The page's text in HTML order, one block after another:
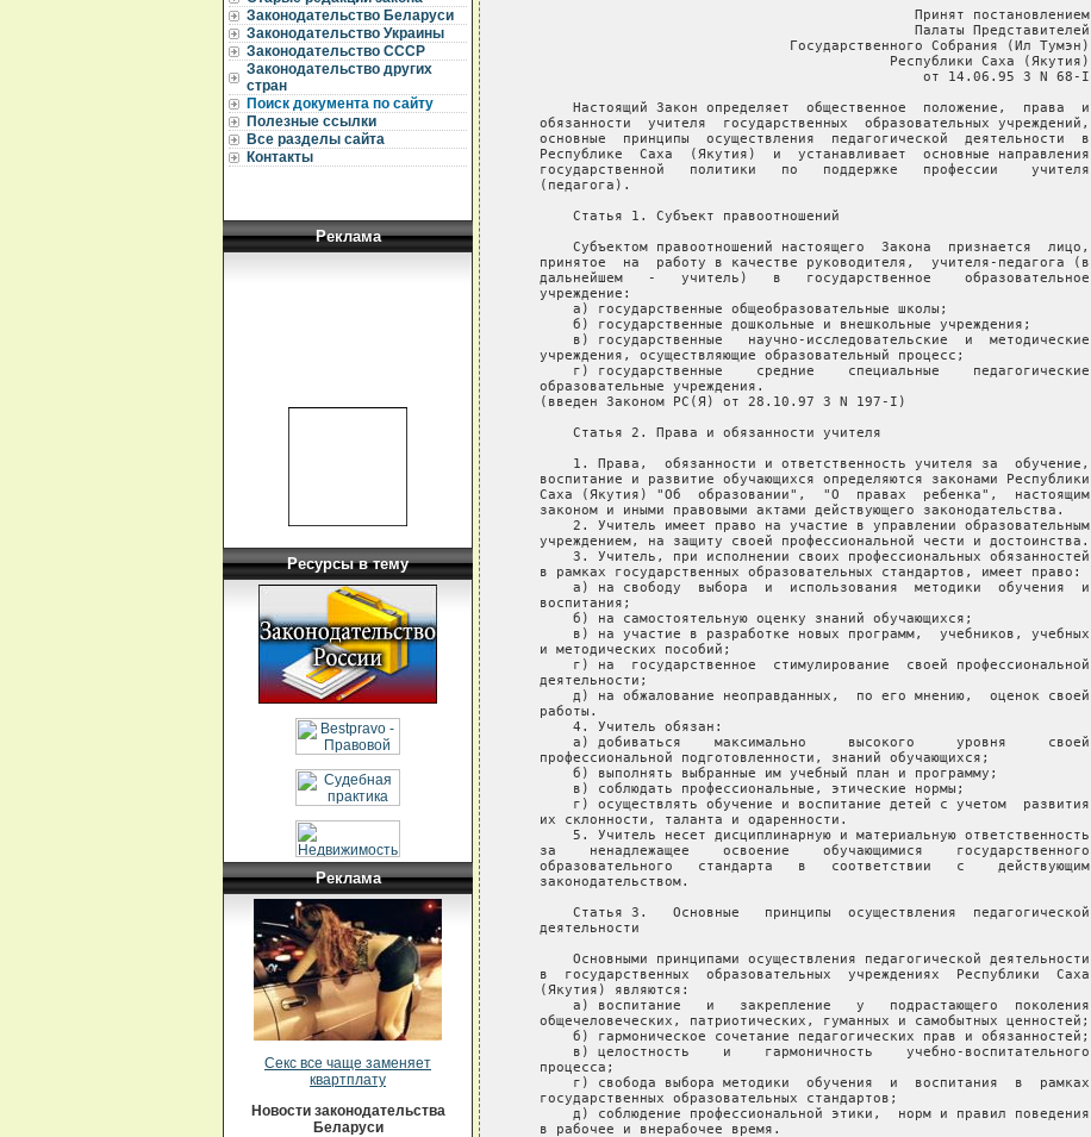
Законодательство Беларуси
Законодательство Украины
Законодательство СССР
Законодательство других
стран
Поиск документа по сайту
Полезные ссылки
Все разделы сайта
Контакты
Реклама
Ресурсы в тему
Реклама
Секс все чаще заменяет
квартплату
Новости законодательства
Беларуси
                                                Принят постановлением
                                                Палаты Представителей
                                 Государственного Собрания (Ил Тумэн)
                                             Республики Саха (Якутия)
                                                 от 14.06.95 З N 68-I
       Настоящий Закон определяет  общественное  положение,  права  и
   обязанности  учителя  государственных  образовательных учреждений,
   основные  принципы  осуществления  педагогической  деятельности  в
   Республике  Саха  (Якутия)  и  устанавливает  основные направления
   государственной   политики   по   поддержке   профессии    учителя
   (педагога).
       Статья 1. Субъект правоотношений
       Субъектом правоотношений настоящего  Закона  признается  лицо,
   принятое  на  работу в качестве руководителя,  учителя-педагога (в
   дальнейшем   -   учитель)   в   государственное    образовательное
   учреждение:
       а) государственные общеобразовательные школы;
       б) государственные дошкольные и внешкольные учреждения;
       в) государственные   научно-исследовательские  и  методические
   учреждения, осуществляющие образовательный процесс;
       г) государственные    средние    специальные    педагогические
   образовательные учреждения.
   (введен Законом РС(Я) от 28.10.97 З N 197-I)
       Статья 2. Права и обязанности учителя
       1. Права,  обязанности и ответственность учителя за  обучение,
   воспитание и развитие обучающихся определяются законами Республики
   Саха (Якутия) "Об  образовании",  "О  правах  ребенка",  настоящим
   законом и иными правовыми актами действующего законодательства.
       2. Учитель имеет право на участие в управлении образовательным
   учреждением, на защиту своей профессиональной чести и достоинства.
       3. Учитель, при исполнении своих профессиональных обязанностей
   в рамках государственных образовательных стандартов, имеет право:
       а) на свободу  выбора  и  использования  методики  обучения  и
   воспитания;
       б) на самостоятельную оценку знаний обучающихся;
       в) на участие в разработке новых программ,  учебников, учебных
   и методических пособий;
       г) на  государственное  стимулирование  своей профессиональной
   деятельности;
       д) на обжалование неоправданных,  по его мнению,  оценок своей
   работы.
       4. Учитель обязан:
       а) добиваться    максимально     высокого     уровня     своей
   профессиональной подготовленности, знаний обучающихся;
       б) выполнять выбранные им учебный план и программу;
       в) соблюдать профессиональные, этические нормы;
       г) осуществлять обучение и воспитание детей с учетом  развития
   их склонности, таланта и одаренности.
       5. Учитель несет дисциплинарную и материальную ответственность
   за    ненадлежащее    освоение    обучающимися    государственного
   образовательного   стандарта   в   соответствии   с    действующим
   законодательством.
       Статья 3.   Основные   принципы  осуществления  педагогической
   деятельности
       Основными принципами осуществления педагогической деятельности
   в  государственных  образовательных  учреждениях  Республики  Саха
   (Якутия) являются:
       а) воспитание   и   закрепление   у   подрастающего  поколения
   общечеловеческих, патриотических, гуманных и самобытных ценностей;
       б) гармоническое сочетание педагогических прав и обязанностей;
       в) целостность    и    гармоничность    учебно-воспитательного
   процесса;
       г) свобода выбора методики  обучения  и  воспитания  в  рамках
   государственных образовательных стандартов;
       д) соблюдение профессиональной этики,  норм и правил поведения
   в рабочее и внерабочее время.